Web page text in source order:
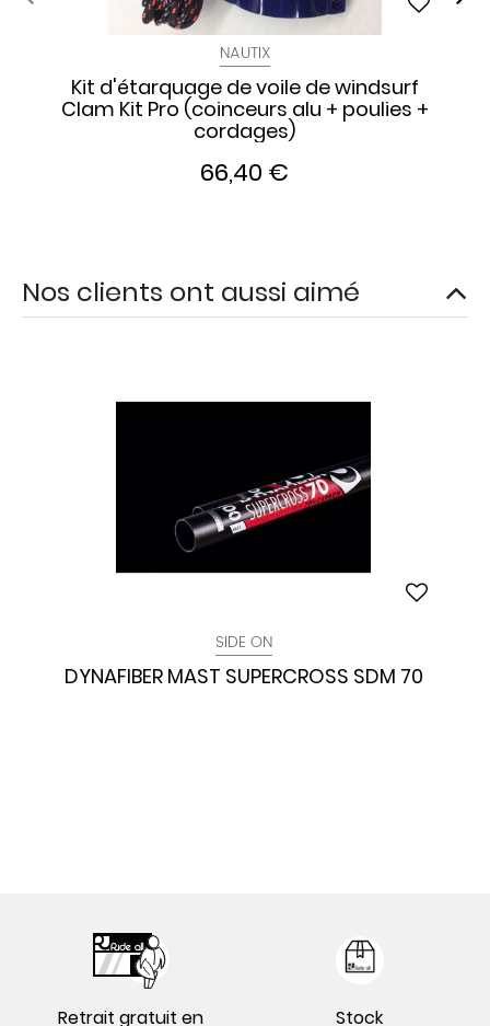
NAUTIX
Kit d'étarquage de voile de windsurf
Clam Kit Pro (coinceurs alu + poulies +
cordages)
66,40 €
Nos clients ont aussi aimé
SIDE ON
DYNAFIBER MAST SUPERCROSS SDM 70
Retrait gratuit en
Stock